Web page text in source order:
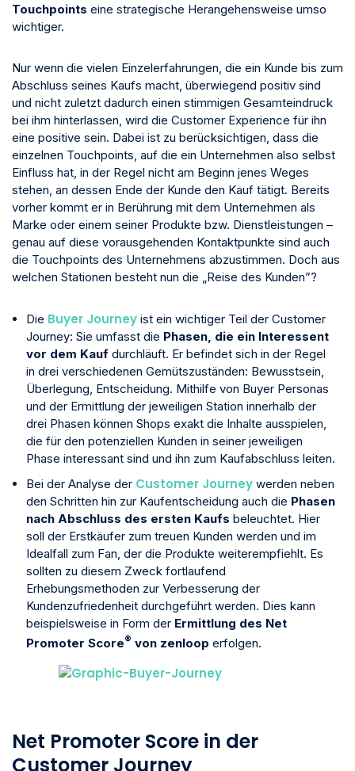
Touchpoints eine strategische Herangehensweise umso
wichtiger.
Nur wenn die vielen Einzelerfahrungen, die ein Kunde bis zum
Abschluss seines Kaufs macht, überwiegend positiv sind
und nicht zuletzt dadurch einen stimmigen Gesamteindruck
bei ihm hinterlassen, wird die Customer Experience für ihn
eine positive sein. Dabei ist zu berücksichtigen, dass die
einzelnen Touchpoints, auf die ein Unternehmen also selbst
Einfluss hat, in der Regel nicht am Beginn jenes Weges
stehen, an dessen Ende der Kunde den Kauf tätigt. Bereits
vorher kommt er in Berührung mit dem Unternehmen als
Marke oder einem seiner Produkte bzw. Dienstleistungen –
genau auf diese vorausgehenden Kontaktpunkte sind auch
die Touchpoints des Unternehmens abzustimmen. Doch aus
welchen Stationen besteht nun die „Reise des Kunden”?
Die Buyer Journey ist ein wichtiger Teil der Customer
Journey: Sie umfasst die Phasen, die ein Interessent
vor dem Kauf durchläuft. Er befindet sich in der Regel
in drei verschiedenen Gemütszuständen: Bewusstsein,
Überlegung, Entscheidung. Mithilfe von Buyer Personas
und der Ermittlung der jeweiligen Station innerhalb der
drei Phasen können Shops exakt die Inhalte ausspielen,
die für den potenziellen Kunden in seiner jeweiligen
Phase interessant sind und ihn zum Kaufabschluss leiten.
Bei der Analyse der Customer Journey werden neben
den Schritten hin zur Kaufentscheidung auch die Phasen
nach Abschluss des ersten Kaufs beleuchtet. Hier
soll der Erstkäufer zum treuen Kunden werden und im
Idealfall zum Fan, der die Produkte weiterempfiehlt. Es
sollten zu diesem Zweck fortlaufend
Erhebungsmethoden zur Verbesserung der
Kundenzufriedenheit durchgeführt werden. Dies kann
beispielsweise in Form der Ermittlung des Net
Promoter Score® von zenloop erfolgen.
Net Promoter Score in der
Customer Journey